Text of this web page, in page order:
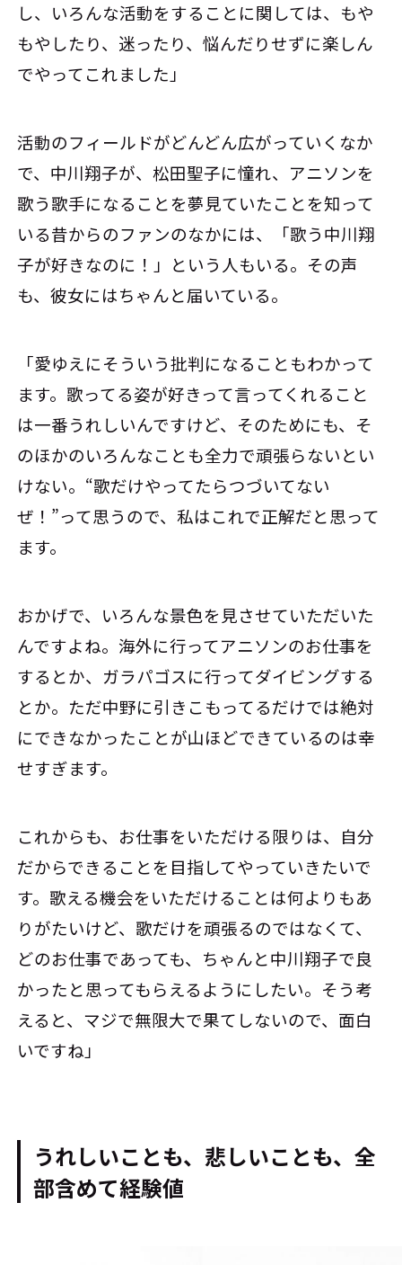
し、いろんな活動をすることに関しては、もや
もやしたり、迷ったり、悩んだりせずに楽しん
でやってこれました」
活動のフィールドがどんどん広がっていくなか
で、中川翔子が、松田聖子に憧れ、アニソンを
歌う歌手になることを夢見ていたことを知って
いる昔からのファンのなかには、「歌う中川翔
子が好きなのに！」という人もいる。その声
も、彼女にはちゃんと届いている。
「愛ゆえにそういう批判になることもわかって
ます。歌ってる姿が好きって言ってくれること
は一番うれしいんですけど、そのためにも、そ
のほかのいろんなことも全力で頑張らないとい
けない。“歌だけやってたらつづいてない
ぜ！”って思うので、私はこれで正解だと思って
ます。
おかげで、いろんな景色を見させていただいた
んですよね。海外に行ってアニソンのお仕事を
するとか、ガラパゴスに行ってダイビングする
とか。ただ中野に引きこもってるだけでは絶対
にできなかったことが山ほどできているのは幸
せすぎます。
これからも、お仕事をいただける限りは、自分
だからできることを目指してやっていきたいで
す。歌える機会をいただけることは何よりもあ
りがたいけど、歌だけを頑張るのではなくて、
どのお仕事であっても、ちゃんと中川翔子で良
かったと思ってもらえるようにしたい。そう考
えると、マジで無限大で果てしないので、面白
いですね」
うれしいことも、悲しいことも、全
部含めて経験値